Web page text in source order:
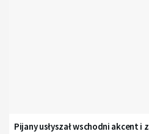
Pijany usłyszał wschodni akcent i